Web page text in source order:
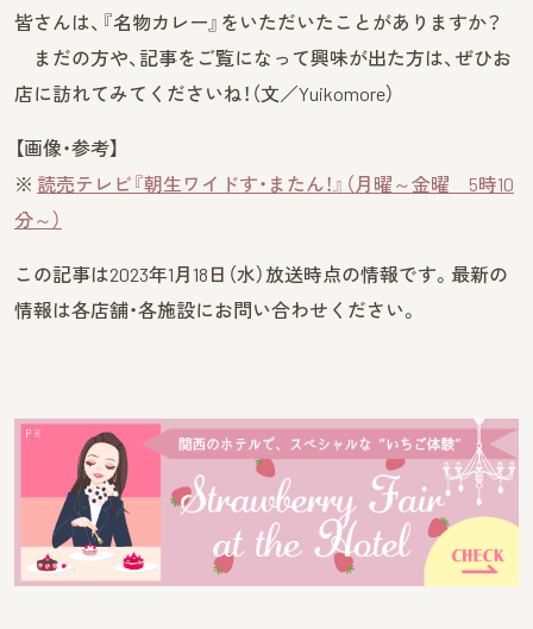
皆さんは、『名物カレー』をいただいたことがありますか？
まだの方や、記事をご覧になって興味が出た方は、ぜひお
店に訪れてみてくださいね！（文／Yuikomore）
【画像・参考】
※ 読売テレビ『朝生ワイドす・またん！』（月曜～金曜 5時10
分～）
この記事は2023年1月18日（水）放送時点の情報です。最新の
情報は各店舗・各施設にお問い合わせください。